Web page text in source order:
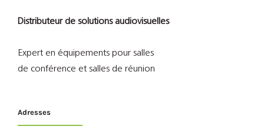
Distributeur de solutions audiovisuelles
Expert en équipements pour salles
de conférence et salles de réunion
Adresses